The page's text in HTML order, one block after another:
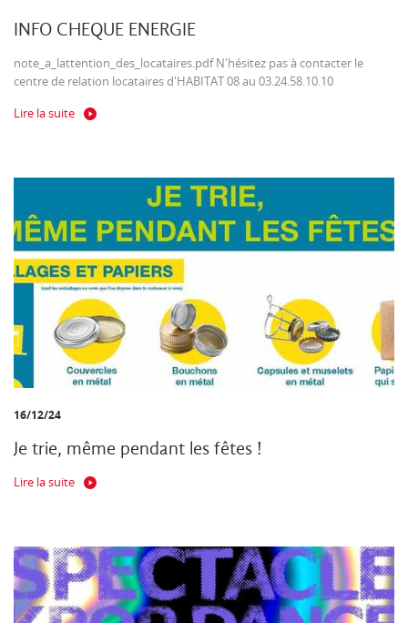
INFO CHEQUE ENERGIE
note_a_lattention_des_locataires.pdf N'hésitez pas à contacter le
centre de relation locataires d'HABITAT 08 au 03.24.58.10.10
Lire la suite
16/12/24
Je trie, même pendant les fêtes !
Lire la suite